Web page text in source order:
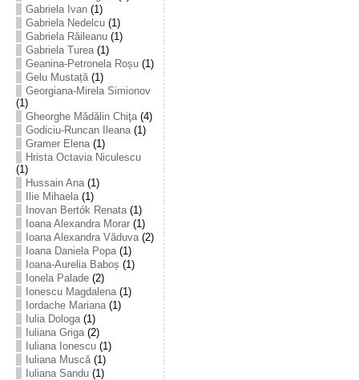
Gabriela Ivan(1)
Gabriela Nedelcu(1)
Gabriela Răileanu(1)
Gabriela Turea(1)
Geanina-Petronela Roșu(1)
Gelu Mustață(1)
Georgiana-Mirela Simionov
(1)
Gheorghe Mădălin Chiţa(4)
Godiciu-Runcan Ileana(1)
Gramer Elena(1)
Hrista Octavia Niculescu
(1)
Hussain Ana(1)
Ilie Mihaela(1)
Inovan Bertók Renata(1)
Ioana Alexandra Morar(1)
Ioana Alexandra Văduva(2)
Ioana Daniela Popa(1)
Ioana-Aurelia Baboș (1)
Ionela Palade(2)
Ionescu Magdalena(1)
Iordache Mariana(1)
Iulia Dologa(1)
Iuliana Griga(2)
Iuliana Ionescu(1)
Iuliana Muscă(1)
Iuliana Sandu(1)